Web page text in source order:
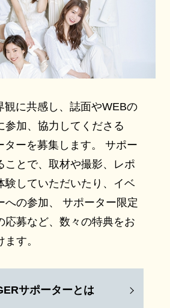
観に共感し、誌面やWEBの
参加、協力してくださる
ターを募集します。 サポー
ことで、取材や撮影、レポ
験していただいたり、イベ
への参加、 サポーター限定
応募など、数々の特典をお
す。
サポーターとは